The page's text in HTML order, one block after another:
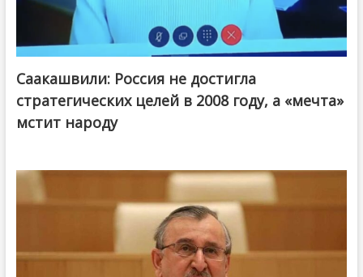
Саакашвили: Россия не достигла
стратегических целей в 2008 году, а «мечта»
мстит народу